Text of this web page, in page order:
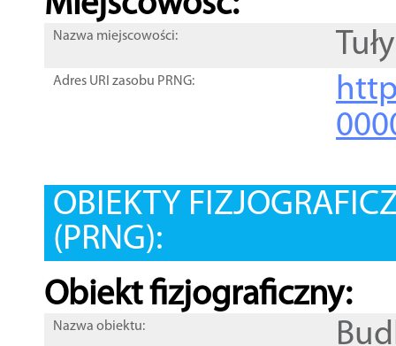
Nazwa miejscowości: Tuły
Adres URI zasobu PRNG:
OBIEKTY
(PRNG):
Obiekt fizjograficzny:
Nazwa obiektu: